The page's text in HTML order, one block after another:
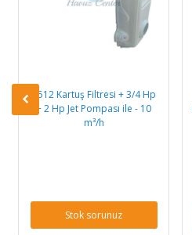
P512 Kartuş Filtresi + 3/4 Hp
+ 2 Hp Jet Pompası ile - 10
m³/h
Stok sorunuz